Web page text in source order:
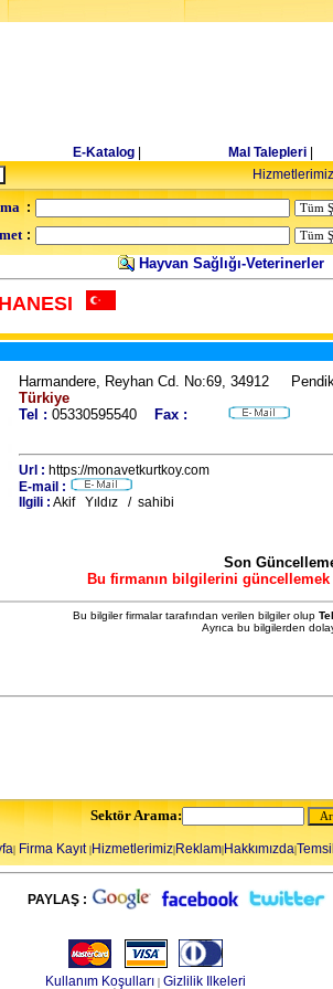
E-Katalog Mal Talepleri|
Hizmetlerimiz
:
:
Hayvan Sağlığı-Veterinerler
Harmandere, Reyhan Cd. No:69, 34912
Türkiye
Tel : 05330595540 Fax :
Url : https://monavetkurtkoy.com
E-mail :
Ilgili : Akif Yıldız / sahibi
Son
Bu firmanın bilgilerini
Bu bilgiler firmalar tarafından verilen bilgiler olup
Ayrıca bu bilgilerden
Sektör Arama:
| Firma Kayıt|Hizmetlerimiz|Reklam|Hakkımızda|
PAYLAŞ :
Kullanım Koşulları | Gizlilik Ilkeleri